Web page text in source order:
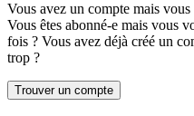
Vous avez un compte mais
Vous êtes abonné-e mais vous
fois ? Vous avez déjà créé un
trop ?